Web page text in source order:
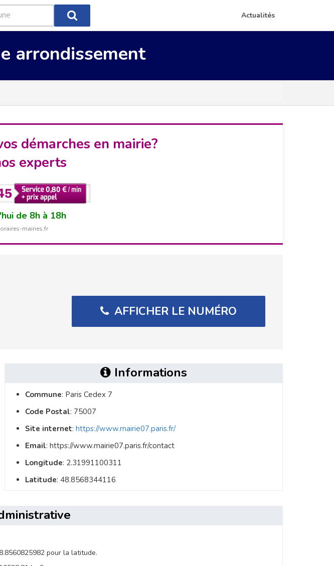
Actualités
arrondissement
démarches en mairie?
experts
de 8h à 18h
mairies.fr
AFFICHER LE NUMÉRO
Informations
Commune: Paris Cedex 7
Code Postal: 75007
Site internet: https://www.mairie07.paris.fr/
Email: https://www.mairie07.paris.fr/contact
Longitude: 2.31991100311
Latitude: 48.8568344116
pour la latitude.